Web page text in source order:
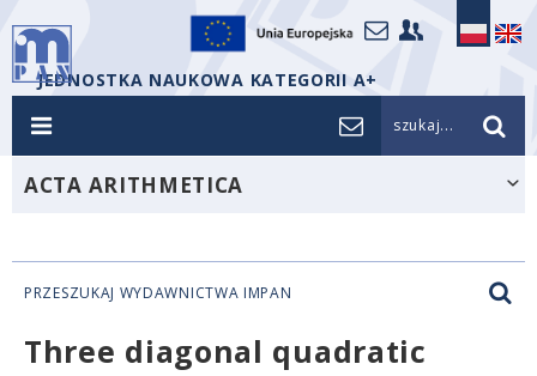
JEDNOSTKA NAUKOWA KATEGORII A+
szukaj...
ACTA ARITHMETICA
PRZESZUKAJ WYDAWNICTWA IMPAN
Three diagonal quadratic